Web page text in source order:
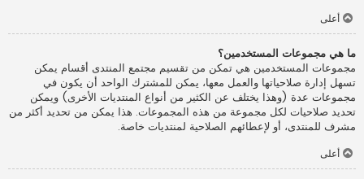
أعلى
ما هي مجموعات المستخدمين؟
مجموعات المستخدمين هي تمكن من تقسيم مجتمع المنتدى أقسام يمكن
تسهل إدارة صلاحياتها والعمل معها، يمكن للمشترك الواحد أن يكون في
مجموعات عدة (وهذا يختلف عن الكثير من أنواع المنتديات الأخرى) ويمكن
تحديد صلاحيات لكل مجموعة من هذه المجموعات. هذا يمكن من تحديد أكثر من
مشرف للمنتدى، أو لإعطائهم الصلاحية لمنتديات خاصة.
أعلى